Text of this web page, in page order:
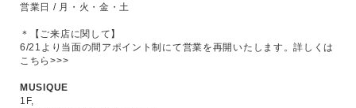
営業日 / 月・火・金・土
＊【ご来店に関して】
6/21より当面の間アポイント制にて営業を再開いたします。詳しくは
こちら>>>
MUSIQUE
1F,